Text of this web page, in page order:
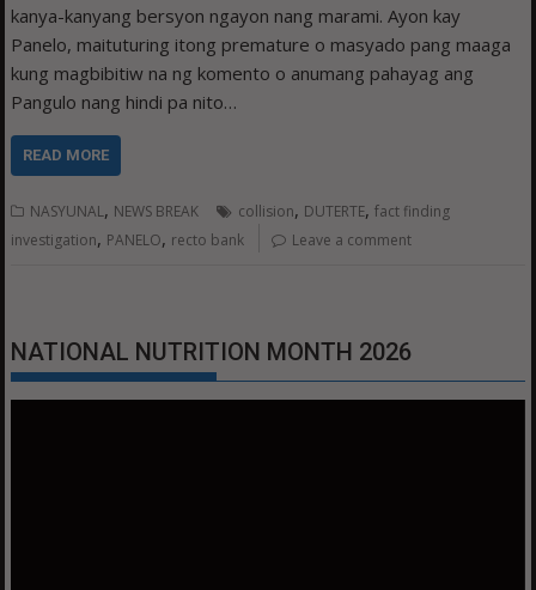
kanya-kanyang bersyon ngayon nang marami. Ayon kay
Panelo, maituturing itong premature o masyado pang maaga
kung magbibitiw na ng komento o anumang pahayag ang
Pangulo nang hindi pa nito…
READ MORE
NASYUNAL, NEWS BREAK collision, DUTERTE,fact finding
investigation, PANELO, recto bank Leave a comment
NATIONAL NUTRITION MONTH 2026